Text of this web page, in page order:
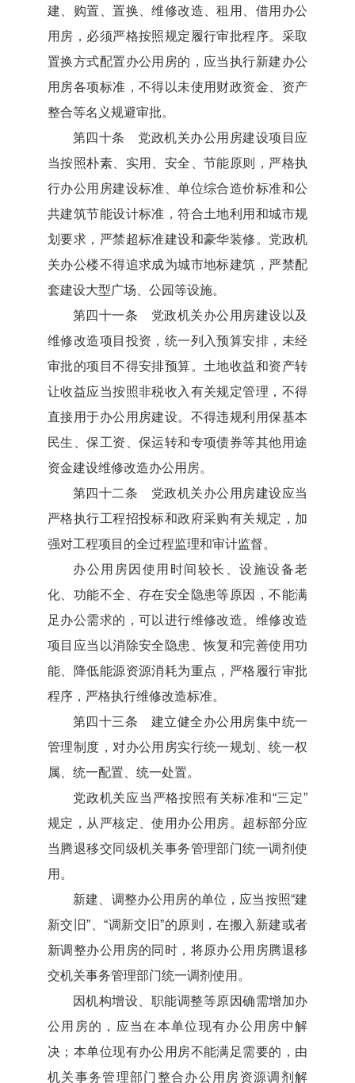
建、购置、置换、维修改造、租用、借用办公
用房，必须严格按照规定履行审批程序。采取
置换方式配置办公用房的，应当执行新建办公
用房各项标准，不得以未使用财政资金、资产
整合等名义规避审批。
第四十条 党政机关办公用房建设项目应
当按照朴素、实用、安全、节能原则，严格执
行办公用房建设标准、单位综合造价标准和公
共建筑节能设计标准，符合土地利用和城市规
划要求，严禁超标准建设和豪华装修。党政机
关办公楼不得追求成为城市地标建筑，严禁配
套建设大型广场、公园等设施。
第四十一条 党政机关办公用房建设以及
维修改造项目投资，统一列入预算安排，未经
审批的项目不得安排预算。土地收益和资产转
让收益应当按照非税收入有关规定管理，不得
直接用于办公用房建设。不得违规利用保基本
民生、保工资、保运转和专项债券等其他用途
资金建设维修改造办公用房。
第四十二条 党政机关办公用房建设应当
严格执行工程招投标和政府采购有关规定，加
强对工程项目的全过程监理和审计监督。
办公用房因使用时间较长、设施设备老
化、功能不全、存在安全隐患等原因，不能满
足办公需求的，可以进行维修改造。维修改造
项目应当以消除安全隐患、恢复和完善使用功
能、降低能源资源消耗为重点，严格履行审批
程序，严格执行维修改造标准。
第四十三条 建立健全办公用房集中统一
管理制度，对办公用房实行统一规划、统一权
属、统一配置、统一处置。
党政机关应当严格按照有关标准和“三定”
规定，从严核定、使用办公用房。超标部分应
当腾退移交同级机关事务管理部门统一调剂使
用。
新建、调整办公用房的单位，应当按照“建
新交旧”、“调新交旧”的原则，在搬入新建或者
新调整办公用房的同时，将原办公用房腾退移
交机关事务管理部门统一调剂使用。
因机构增设、职能调整等原因确需增加办
公用房的，应当在本单位现有办公用房中解
决；本单位现有办公用房不能满足需要的，由
机关事务管理部门整合办公用房资源调剂解